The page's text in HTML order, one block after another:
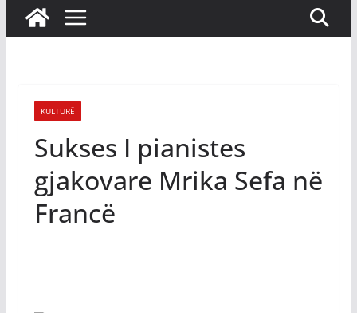
KULTURË
Sukses I pianistes
gjakovare Mrika Sefa në
Francë